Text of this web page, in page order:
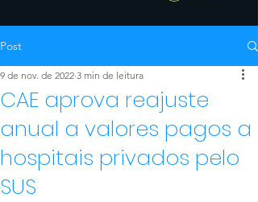
Post
CAE aprova reajuste
anual a valores pagos a
hospitais privados pelo
SUS
9 de nov. de 2022 3 min de leitura